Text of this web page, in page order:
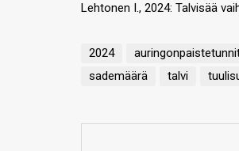
Lehtonen I., 2024: Talvisää
2024
sademäärä
talvi